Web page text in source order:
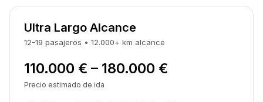
Ultra Largo Alcance
12-19 pasajeros • 12.000+ km alcance
110.000 € – 180.000 €
Precio estimado de ida